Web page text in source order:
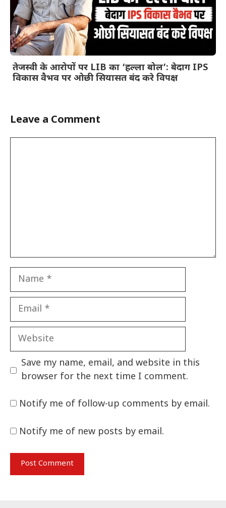
तेजस्वी के आरोपों पर LIB का ‘हल्ला बोल’: बेदाग IPS
विकास वैभव पर ओछी सियासत बंद करे विपक्ष
Leave a Comment
Name
Email
Website
Save my name, email, and website in this
browser for the next time I comment.
Notify me of follow-up comments by email.
Notify me of new posts by email.